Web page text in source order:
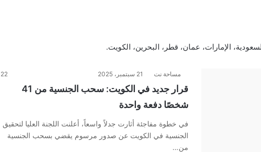
الإمارات، عمان، قطر، البحرين، الكويت.
مساحة نت 21 سبتمبر، 2025 22
قرار جديد في الكويت: سحب الجنسية من 41
شخصًا دفعة واحدة
في خطوة مفاجئة أثارت جدلاً واسعاً، أعلنت اللجنة العليا لتحقيق
الجنسية في الكويت عن صدور مرسوم يقضي بسحب الجنسية
من…